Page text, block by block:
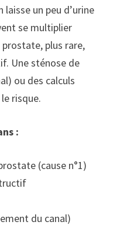
un peu d’urine
se multiplier
plus rare,
Une sténose de
ou des calculs
risque.
:
(cause n°1)
du canal)